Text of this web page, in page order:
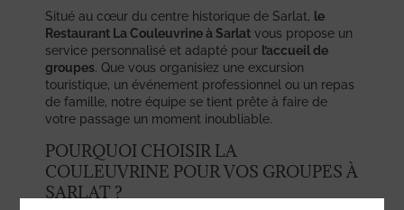
Situé au cœur du centre historique de Sarlat, le
Restaurant La Couleuvrine à Sarlat vous propose un
service personnalisé et adapté pour l’accueil de
groupes. Que vous organisiez une excursion
touristique, un événement professionnel ou un repas
de famille, notre équipe se tient prête à faire de
votre passage un moment inoubliable.
POURQUOI CHOISIR LA
COULEUVRINE POUR VOS GROUPES À
SARLAT ?